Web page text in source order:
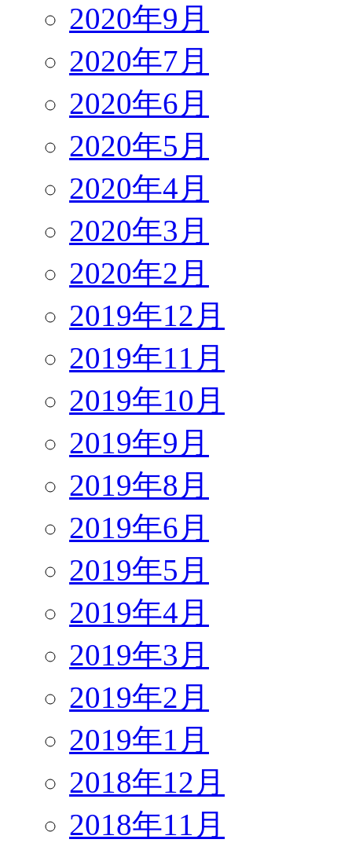
2020年9月
2020年7月
2020年6月
2020年5月
2020年4月
2020年3月
2020年2月
2019年12月
2019年11月
2019年10月
2019年9月
2019年8月
2019年6月
2019年5月
2019年4月
2019年3月
2019年2月
2019年1月
2018年12月
2018年11月